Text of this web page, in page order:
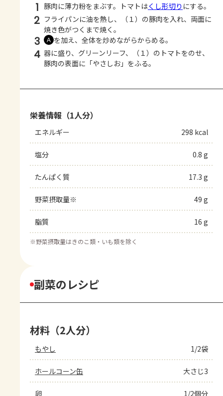
1 豚肉に薄力粉をまぶす。トマトはくし形切り にする。
2 フライパンに油を熱し、（１）の豚肉を入れ、両面に
焼き色がつくまで焼く。
3 Ａ を加え、全体を炒めながらからめる。
4 器に盛り、グリーンリーフ、（１）のトマトをのせ、
豚肉の表面に「やさしお」をふる。
栄養情報（1人分）
エネルギー 298 kcal
塩分 0.8 g
たんぱく質 17.3 g
野菜摂取量※ 49 g
脂質 16 g
※野菜摂取量はきのこ類・いも類を除く
副菜のレシピ
材料（2人分）
もやし 1/2袋
ホールコーン缶 大さじ3
卵 1/2個分